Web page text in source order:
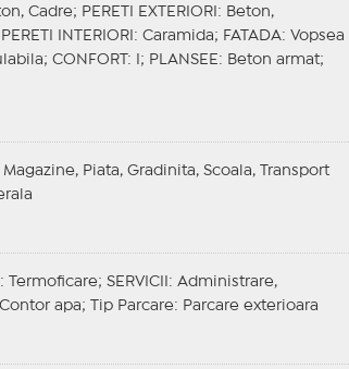
Cadre; PERETI EXTERIORI : Beton,
PERETI INTERIORI : Caramida; FATADA: Vopsea
CONFORT : I; PLANSEE : Beton armat;
Magazine, Piata, Gradinita, Scoala, Transport
: Termoficare; SERVICII
: Administrare,
apa; Tip Parcare: Parcare exterioara